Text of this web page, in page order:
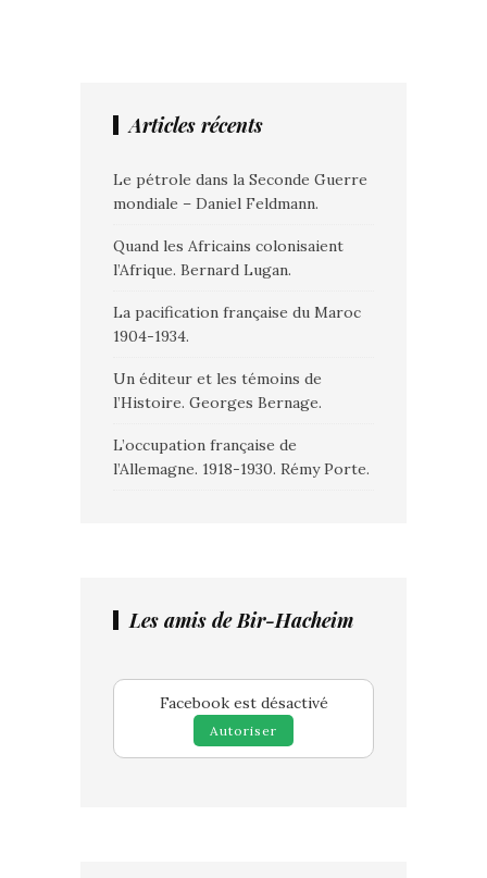
Articles récents
Le pétrole dans la Seconde Guerre
mondiale – Daniel Feldmann.
Quand les Africains colonisaient
l’Afrique. Bernard Lugan.
La pacification française du Maroc
1904-1934.
Un éditeur et les témoins de
l’Histoire. Georges Bernage.
L’occupation française de
l’Allemagne. 1918-1930. Rémy Porte.
Les amis de Bir-Hacheim
Facebook est désactivé
Autoriser